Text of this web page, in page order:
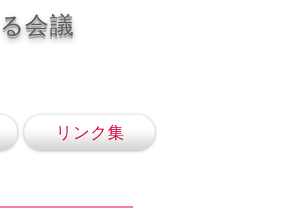
会議
リンク集